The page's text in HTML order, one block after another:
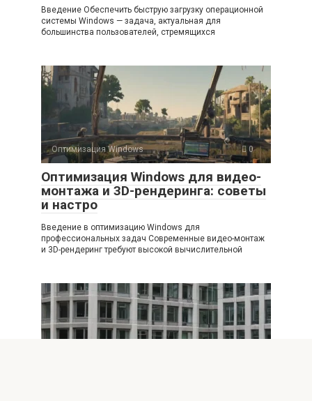
Введение Обеспечить быструю загрузку операционной
системы Windows — задача, актуальная для
большинства пользователей, стремящихся
Оптимизация Windows 0
Оптимизация Windows для видео-
монтажа и 3D-рендеринга: советы
и настро
Введение в оптимизацию Windows для
профессиональных задач Современные видео-монтаж
и 3D-рендеринг требуют высокой вычислительной